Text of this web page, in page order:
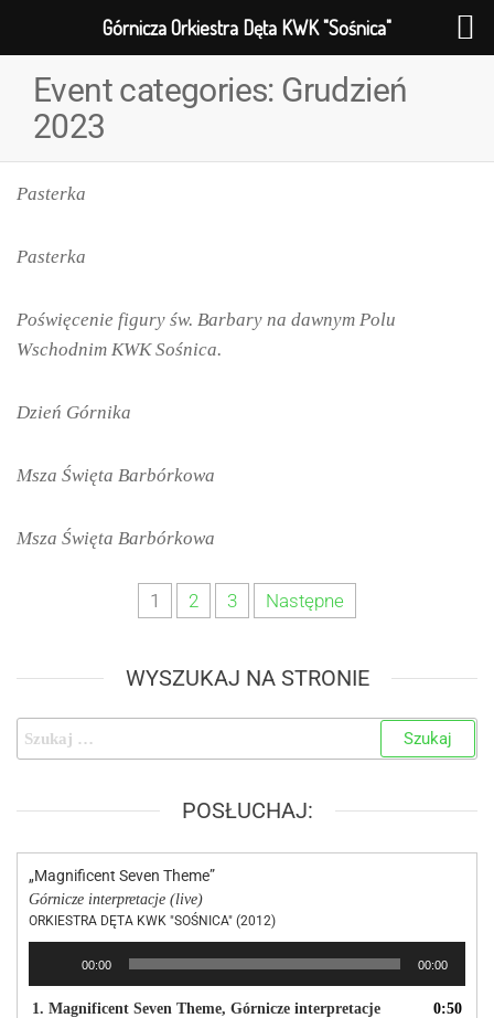
Event categories: Grudzień
2023
Pasterka
Pasterka
Poświęcenie figury św. Barbary na dawnym Polu
Wschodnim KWK Sośnica.
Dzień Górnika
Msza Święta Barbórkowa
Msza Święta Barbórkowa
1 2 3 Następne
WYSZUKAJ NA STRONIE
POSŁUCHAJ:
„Magnificent Seven Theme”
Górnicze interpretacje (live)
ORKIESTRA DĘTA KWK "SOŚNICA" (2012)
00:00 00:00
1. Magnificent Seven Theme, Górnicze interpretacje 0:50
Górnicza Orkiestra Dęta KWK "Sośnica"